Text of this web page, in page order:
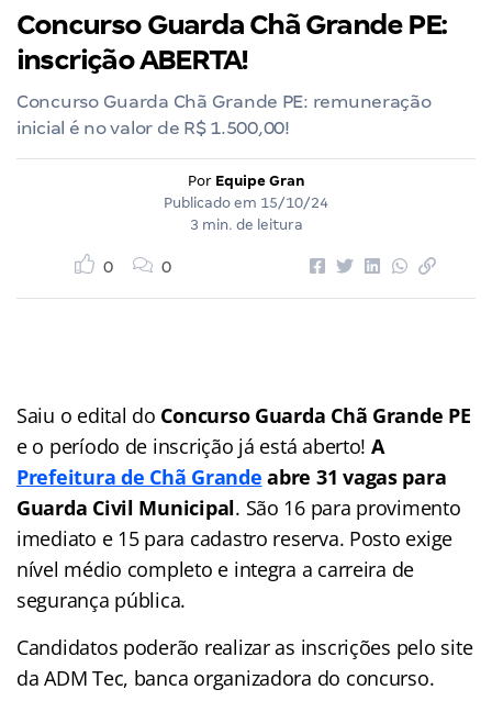
Concurso Guarda Chã Grande PE:
inscrição ABERTA!
Concurso Guarda Chã Grande PE: remuneração
inicial é no valor de R$ 1.500,00!
Por Equipe Gran
Publicado em 15/10/24
3 min. de leitura
0 0
Saiu o edital do Concurso Guarda Chã Grande PE
e o período de inscrição já está aberto! A
Prefeitura de Chã Grande abre 31 vagas para
Guarda Civil Municipal. São 16 para provimento
imediato e 15 para cadastro reserva. Posto exige
nível médio completo e integra a carreira de
segurança pública.
Candidatos poderão realizar as inscrições pelo site
da ADM Tec, banca organizadora do concurso.